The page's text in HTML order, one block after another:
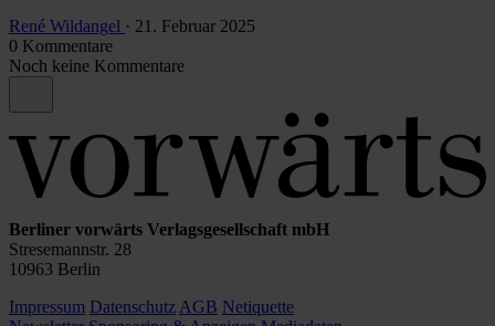
René Wildangel · 21. Februar 2025
0 Kommentare
Noch keine Kommentare
Berliner vorwärts Verlagsgesellschaft mbH
Stresemannstr. 28
10963 Berlin
Impressum Datenschutz AGB Netiquette